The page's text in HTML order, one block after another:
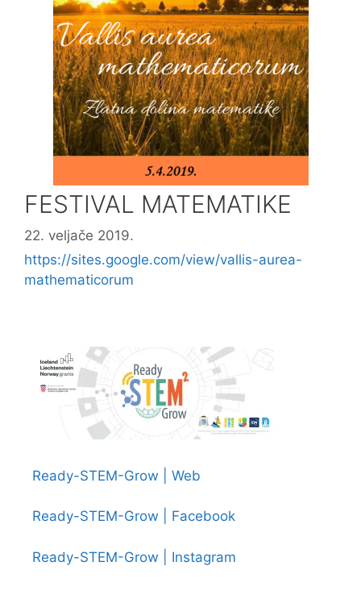
FESTIVAL MATEMATIKE
22. veljače 2019.
https://sites.google.com/view/vallis-aurea-
mathematicorum
Ready-STEM-Grow | Web
Ready-STEM-Grow | Facebook
Ready-STEM-Grow | Instagram